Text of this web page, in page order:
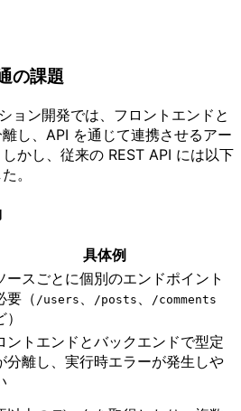
の課題
ョン開発では、フロントエンドと
し、API を通じて連携させるアー
かし、従来の REST API には以下
。
具体例
ースごとに個別のエンドポイント
要（ ​/​users 、 ​/​posts 、 ​/​comments
ントエンドとバックエンドで型定
分離し、実行時エラーが発生しや